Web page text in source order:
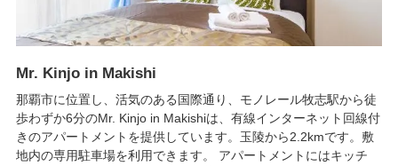
Mr. Kinjo in Makishi
那覇市に位置し、活気のある国際通り、モノレール牧志駅から徒
歩わずか6分のMr. Kinjo in Makishiは、有線インターネット回線付
きのアパートメントを提供しています。玉陵から2.2kmです。敷
地内の専用駐車場を利用できます。 アパートメントにはキッチ